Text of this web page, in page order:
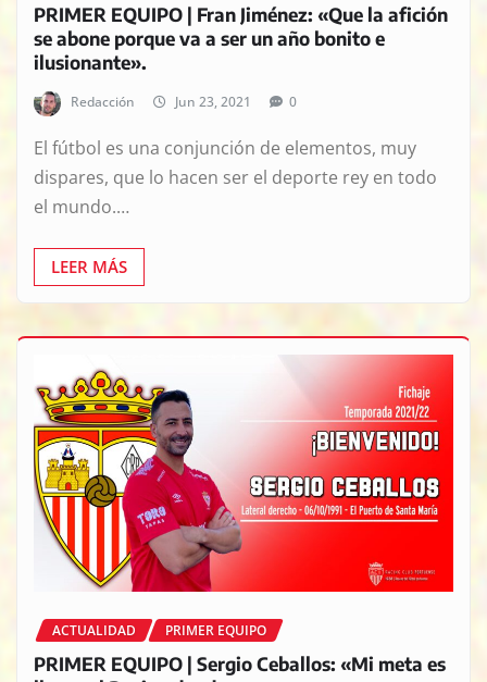
PRIMER EQUIPO | Fran Jiménez: «Que la afición
se abone porque va a ser un año bonito e
ilusionante».
Redacción Jun 23, 2021 0
El fútbol es una conjunción de elementos, muy
dispares, que lo hacen ser el deporte rey en todo
el mundo.…
LEER MÁS
ACTUALIDAD PRIMER EQUIPO
PRIMER EQUIPO | Sergio Ceballos: «Mi meta es